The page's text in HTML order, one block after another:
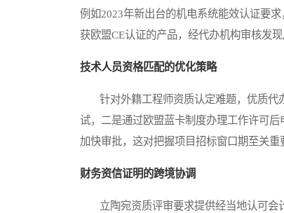
例如2023年新出台的机电系统能效认证要
获欧盟CE认证的产品，经代办机构审核发
技术人员资格匹配的优化策略
针对外籍工程师资质认定难题，优质代
试，二是通过欧盟蓝卡制度办理工作许可
加快审批，这对把握项目招标窗口期至关重
财务资信证明的跨境协调
立陶宛资质评审要求提供经当地认可会